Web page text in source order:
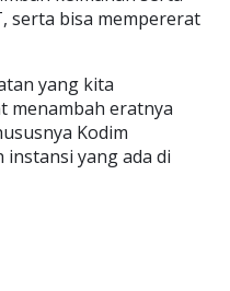
serta bisa mempererat
yang kita
menambah eratnya
Kodim
yang ada di